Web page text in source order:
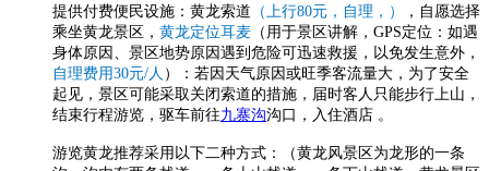
提供付费便民设施：黄龙索道 （上行80元， 自理， ）
，自愿选择
乘坐黄龙景区， 黄龙定位耳麦 （用于景区讲解，GPS定位：如遇
身体原因、景区地势原因遇到危险可迅速救援，以免发生意外，
自理费用30元/人 ）：若因天气原因或旺季客流量大，为了安全
起见，景区可能采取关闭索道的措施，届时客人只能步行上山，
结束行程游览，驱车前往九寨沟沟口，入住酒店 。
游览黄龙推荐采用以下二种方式：（黄龙风景区为龙形的一条